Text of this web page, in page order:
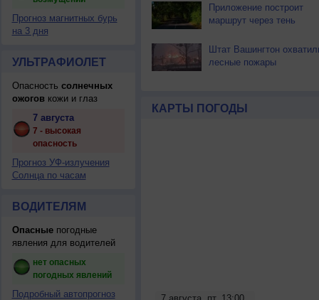
Прогноз магнитных бурь
на 3 дня
УЛЬТРАФИОЛЕТ
Опасность солнечных
ожоговкожи и глаз
7 августа
7 - высокая
опасность
Прогноз УФ-излучения
Солнца по часам
ВОДИТЕЛЯМ
Опасныепогодные
явления для водителей
нет опасных
погодных явлений
Подробный автопрогноз
Приложение построит
маршрут через тень
Штат Вашингтон
лесные пожары
КАРТЫ ПОГОДЫ